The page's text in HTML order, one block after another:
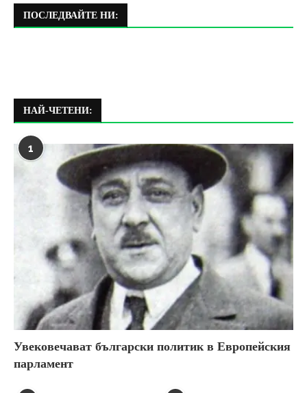
ПОСЛЕДВАЙТЕ НИ:
НАЙ-ЧЕТЕНИ:
1
Увековечават български политик в Европейския
парламент